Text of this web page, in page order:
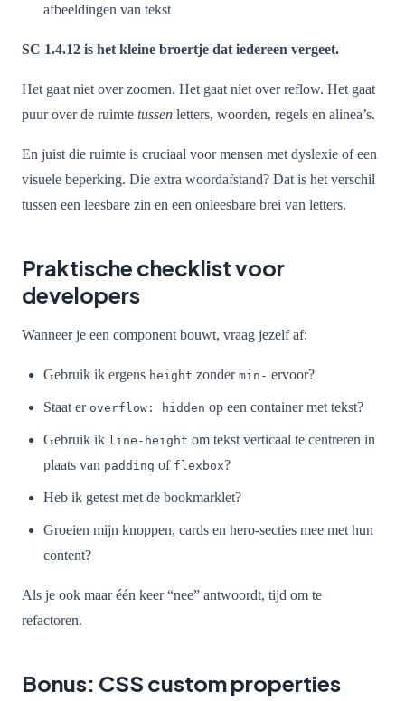
afbeeldingen van tekst
SC 1.4.12 is het kleine broertje dat iedereen vergeet.
Het gaat niet over zoomen. Het gaat niet over reflow. Het gaat
puur over de ruimte tussen letters, woorden, regels en alinea’s.
En juist die ruimte is cruciaal voor mensen met dyslexie of een
visuele beperking. Die extra woordafstand? Dat is het verschil
tussen een leesbare zin en een onleesbare brei van letters.
Praktische checklist voor
developers
Wanneer je een component bouwt, vraag jezelf af:
Gebruik ik ergens height zonder min- ervoor?
Staat er overflow: hidden op een container met tekst?
Gebruik ik line-height om tekst verticaal te centreren in
plaats van padding of flexbox?
Heb ik getest met de bookmarklet?
Groeien mijn knoppen, cards en hero-secties mee met hun
content?
Als je ook maar één keer “nee” antwoordt, tijd om te
refactoren.
Bonus: CSS custom properties